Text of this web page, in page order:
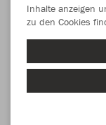
Inhalte anzeigen
zu den Cookies